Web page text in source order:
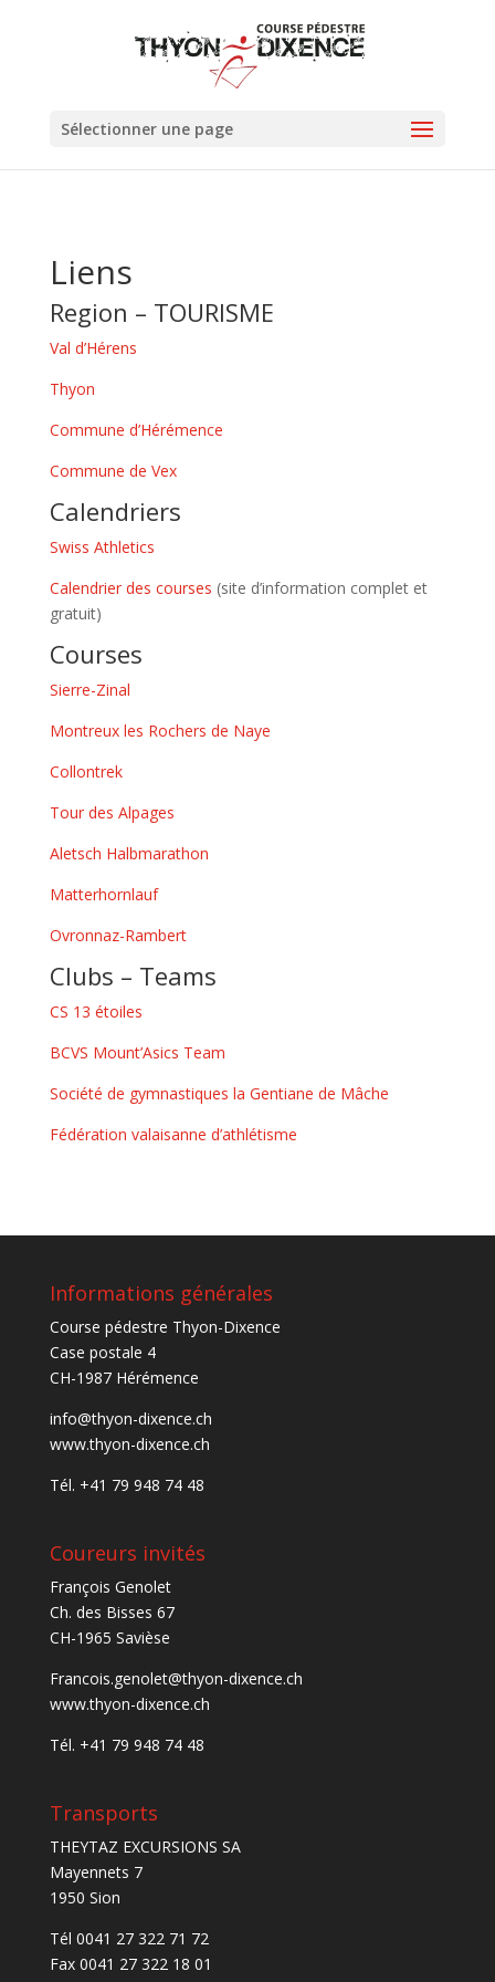
Sélectionner une page
Liens
Region – TOURISME
Val d’Hérens
Thyon
Commune d’Hérémence
Commune de Vex
Calendriers
Swiss Athletics
Calendrier des courses (site d’information complet et
gratuit)
Courses
Sierre-Zinal
Montreux les Rochers de Naye
Collontrek
Tour des Alpages
Aletsch Halbmarathon
Matterhornlauf
Ovronnaz-Rambert
Clubs – Teams
CS 13 étoiles
BCVS Mount’Asics Team
Société de gymnastiques la Gentiane de Mâche
Fédération valaisanne d’athlétisme
Informations générales
Course pédestre Thyon-Dixence
Case postale 4
CH-1987 Hérémence
info@thyon-dixence.ch
www.thyon-dixence.ch
Tél. +41 79 948 74 48
Coureurs invités
François Genolet
Ch. des Bisses 67
CH-1965 Savièse
Francois.genolet@thyon-dixence.ch
www.thyon-dixence.ch
Tél. +41 79 948 74 48
Transports
THEYTAZ EXCURSIONS SA
Mayennets 7
1950 Sion
Tél 0041 27 322 71 72
Fax 0041 27 322 18 01